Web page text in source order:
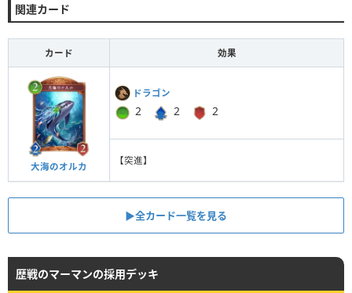
関連カード
カード 効果
大海のオルカ
ドラゴン
2 2 2
【突進】
▶︎全カード一覧を見る
歴戦のマーマンの採用デッキ